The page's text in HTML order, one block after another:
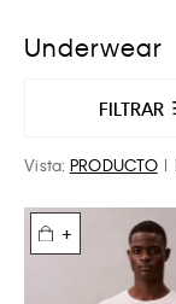
Underwear
FILTRAR
Vista: PRODUCTO
+